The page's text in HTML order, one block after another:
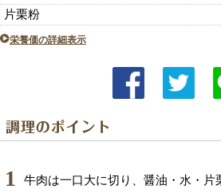
片栗粉
栄養価の詳細表示
1 牛肉は一口大に切り、醤油・水・片